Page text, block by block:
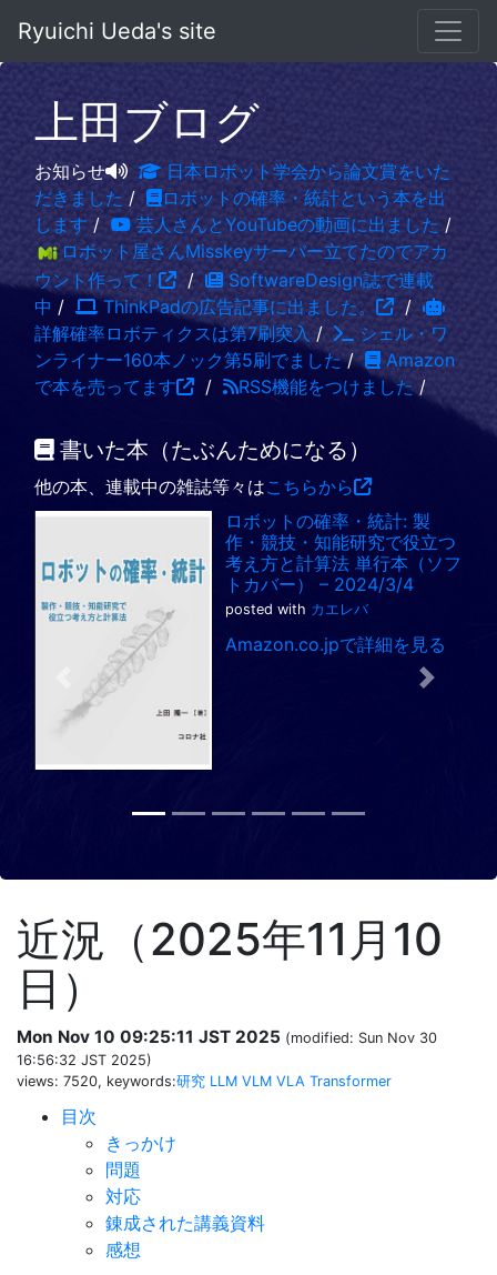
Ryuichi Ueda's site
上田ブログ
お知らせ
日本ロボット学会から論文賞をいた
だきました /
ロボットの確率・統計という本を出
します / 芸人さんとYouTubeの動画に出ました /
ロボット屋さんMisskeyサーバー立てたのでアカ
ウント作って！
/
SoftwareDesign誌で連載
中 / ThinkPadの広告記事に出ました。
/
詳解確率ロボティクスは第7刷突入 /
シェル・ワ
ンライナー160本ノック第5刷でました/
Amazon
で本を売ってます
/ RSS機能をつけました /
書いた本（たぶんためになる）
他の本、連載中の雑誌等々はこちらから
ロボットの確率・統計: 製
作・競技・知能研究で役立つ
考え方と計算法 単行本（ソフ
トカバー） – 2024/3/4
posted with カエレバ
Amazon.co.jpで詳細を見る
Previous Next
近況（2025年11月10
日）
Mon Nov 10 09:25:11 JST 2025 (modified: Sun Nov 30
16:56:32 JST 2025)
views: 7520, keywords:研究 LLM VLM VLA Transformer
目次
きっかけ
問題
対応
錬成された講義資料
感想